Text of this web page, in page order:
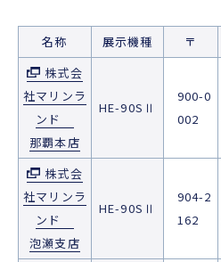
名称 展示機種 〒
株式会
社マリンラ
ンド
那覇本店
HE-90SⅡ
900-0
002
株式会
社マリンラ
ンド
泡瀬支店
HE-90SⅡ
904-2
162